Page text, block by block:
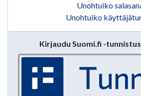
Unohtuiko
Unohtuiko
Kirjaudu Suomi.fi -